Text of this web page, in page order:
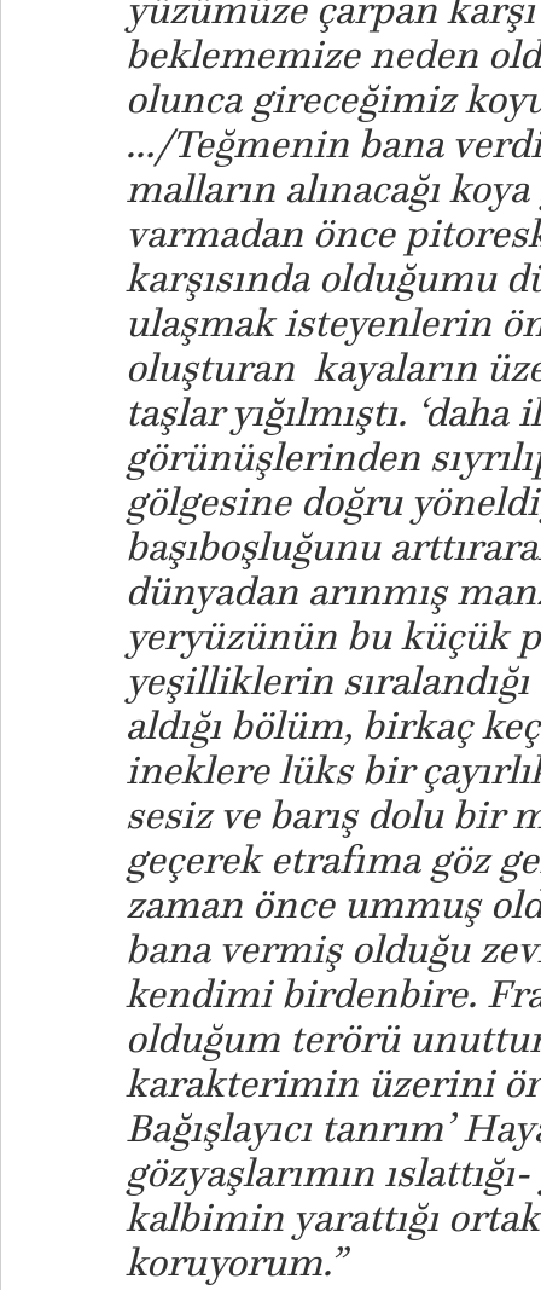
yüzümüze çarpan
beklememize neden
olunca gireceğimiz
…/Teğmenin bana
malların alınacağı
varmadan önce
karşısında olduğumu
ulaşmak isteyenlerin
oluşturan kayaların
taşlar yığılmıştı.
görünüşlerinden
gölgesine doğru
başıboşluğunu
dünyadan arınmış
yeryüzünün bu küçük
yeşilliklerin
aldığı bölüm, birkaç
ineklere lüks bir
sesiz ve barış dolu bir
geçerek etrafıma göz
zaman önce ummuş
bana vermiş olduğu
kendimi birdenbire.
olduğum terörü
karakterimin üzerini
Bağışlayıcı tanrım’
gözyaşlarımın
kalbimin yarattığı
koruyorum.”